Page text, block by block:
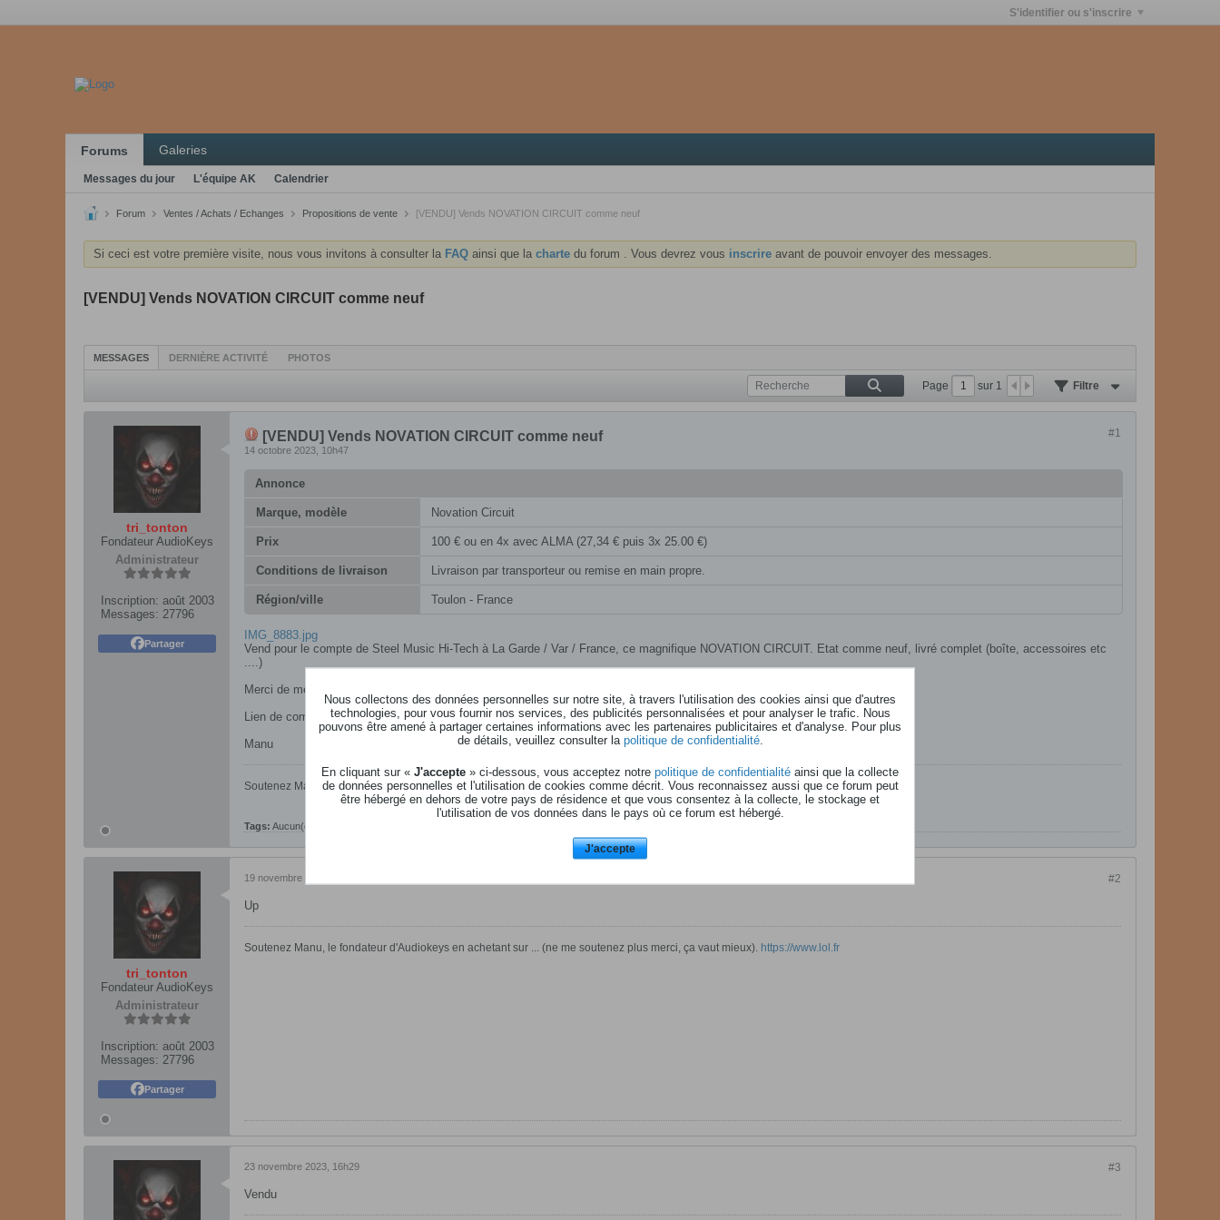
S'identifier ou s'inscrire
Forums Galeries
Messages du jour L'équipe AK Calendrier
Forum Ventes / Achats / Echanges Propositions de vente [VENDU] Vends NOVATION CIRCUIT comme neuf
Si ceci est votre première visite, nous vous invitons à consulter la FAQ ainsi que la charte du forum . Vous devrez vous inscrire avant de pouvoir envoyer des messages.
[VENDU] Vends NOVATION CIRCUIT comme neuf
MESSAGES DERNIÈRE ACTIVITÉ PHOTOS
Page sur 1 Filtre
tri_tonton
Fondateur AudioKeys
Administrateur
Inscription: août 2003
Messages: 27796
Partager
#1
[VENDU] Vends NOVATION CIRCUIT comme neuf
14 octobre 2023, 10h47
Annonce
Marque, modèle Novation Circuit
Prix 100 € ou en 4x avec ALMA (27,34 € puis 3x 25.00 €)
Conditions de livraison Livraison par transporteur ou remise en main propre.
Région/ville Toulon - France
IMG_8883.jpg
Vend pour le compte de Steel Music Hi-Tech à La Garde / Var / France, ce magnifique NOVATION CIRCUIT. Etat comme neuf, livré complet (boîte, accessoires etc
....)
Merci de me contacter par MP ou par mail Pro : hitech AT steelmusic.fr
Lien de commande sur le site :https://steelmusic.fr/controleurs/83...n-circuit.html
Manu​​​​
Soutenez Manu, le fondateur d'Audiokeys en achetant sur ... (ne me soutenez plus merci, ça vaut mieux).https://www.lol.fr
Tags: Aucun(e)
tri_tonton
Fondateur AudioKeys
Administrateur
Inscription: août 2003
Messages: 27796
Partager
#2
19 novembre 2023, 15h47
Up
Soutenez Manu, le fondateur d'Audiokeys en achetant sur ... (ne me soutenez plus merci, ça vaut mieux). https://www.lol.fr
#3
23 novembre 2023, 16h29
Vendu
Nous collectons des données personnelles sur notre site, à travers l'utilisation des cookies ainsi que d'autres
technologies, pour vous fournir nos services, des publicités personnalisées et pour analyser le trafic. Nous
pouvons être amené à partager certaines informations avec les partenaires publicitaires et d'analyse. Pour plus
de détails, veuillez consulter la politique de confidentialité.
En cliquant sur « J'accepte » ci-dessous, vous acceptez notre politique de confidentialité ainsi que la collecte
de données personnelles et l'utilisation de cookies comme décrit. Vous reconnaissez aussi que ce forum peut
être hébergé en dehors de votre pays de résidence et que vous consentez à la collecte, le stockage et
l'utilisation de vos données dans le pays où ce forum est hébergé.
J'accepte